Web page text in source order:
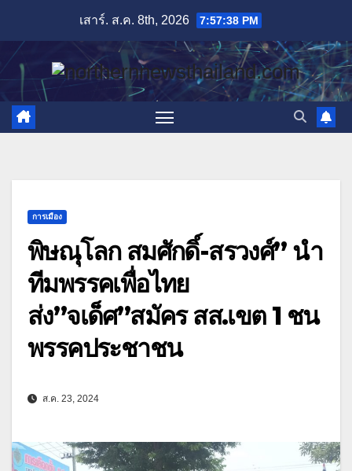
content
เสาร์. ส.ค. 8th, 2026 7:57:40 PM
การเมือง
พิษณุโลก สมศักดิ์-สรวงศ์” นำ
ทีมพรรคเพื่อไทย
ส่ง”จเด็ศ”สมัคร สส.เขต 1 ชน
พรรคประชาชน
ส.ค. 23, 2024